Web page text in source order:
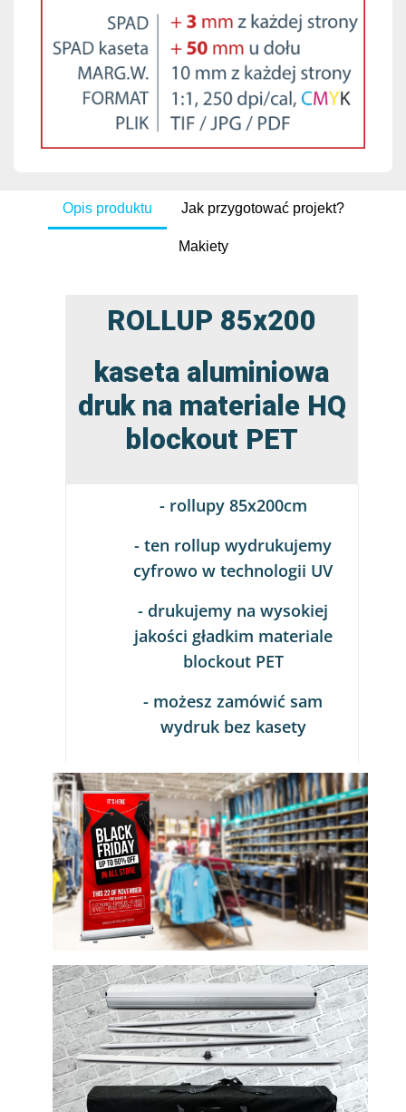
Opis produktu Jak przygotować projekt?
Makiety
ROLLUP 85x200
kaseta aluminiowa
druk na materiale HQ
blockout PET
- rollupy 85x200cm
- ten rollup wydrukujemy
cyfrowo w technologii UV
- drukujemy na wysokiej
jakości gładkim materiale
blockout PET
- możesz zamówić sam
wydruk bez kasety